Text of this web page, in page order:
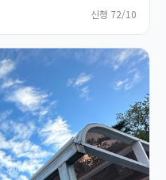
신청 72/10